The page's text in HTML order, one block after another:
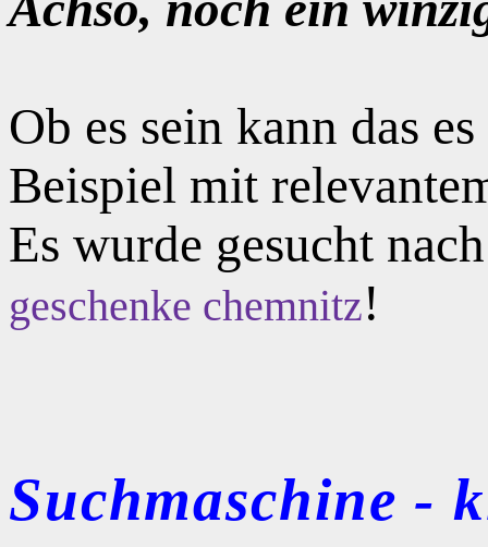
Ob es sein kann das
Beispiel mit
Es wurde gesucht
geschenke chemnitz!
Suchmaschine -